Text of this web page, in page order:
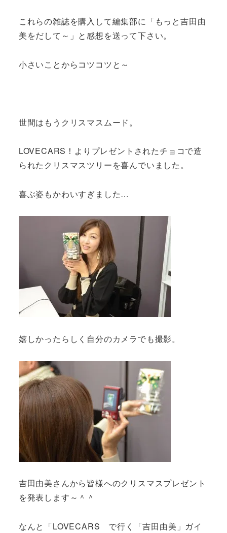
これらの雑誌を購入して編集部に「もっと吉田由
美をだして～」と感想を送って下さい。
小さいことからコツコツと～
世間はもうクリスマスムード。
LOVECARS！よりプレゼントされたチョコで造
られたクリスマスツリーを喜んでいました。
喜ぶ姿もかわいすぎました…
嬉しかったらしく自分のカメラでも撮影。
吉田由美さんから皆様へのクリスマスプレゼント
を発表します～＾＾
なんと「LOVECARS で行く「吉田由美」ガイ